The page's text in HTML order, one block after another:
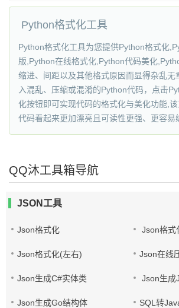
Python格式化工具
Python格式化工具为您提供Python格式化
版,Python在线格式化,Python代码美化
缩进、间距以及其他格式原因而显得杂乱无
入混乱、压缩或混淆的Python代码，点击
化按钮即可实现代码的格式化与美化功能,
代码看起来更加漂亮且可读性更强、更容易
QQ沐工具箱导航
JSON工具
Json格式化 Json格式
Json格式化(左右) Json在线
Json生成C#实体类 Json生成
Json生成Go结构体 SQL转